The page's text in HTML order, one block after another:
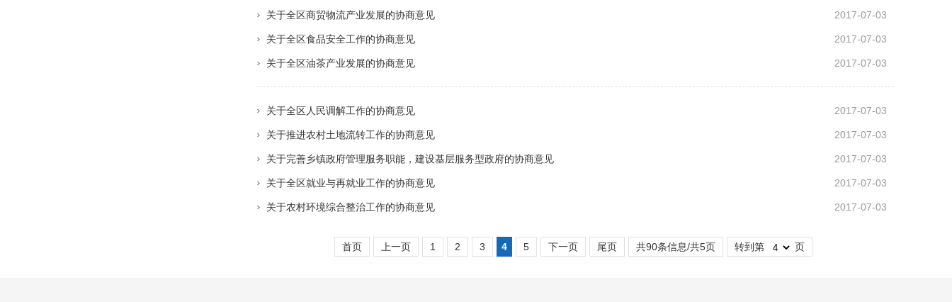
2017-07-03
关于全区商贸物流产业发展的协商意见
2017-07-03
关于全区食品安全工作的协商意见
2017-07-03
关于全区油茶产业发展的协商意见
2017-07-03
关于全区人民调解工作的协商意见
2017-07-03
关于推进农村土地流转工作的协商意见
2017-07-03
关于完善乡镇政府管理服务职能，建设基层服务型政府的协商意见
2017-07-03
关于全区就业与再就业工作的协商意见
2017-07-03
关于农村环境综合整治工作的协商意见
首页 上一页 1 2 3 4 5 下一页 尾页 共90条信息/共5页 转到第 页